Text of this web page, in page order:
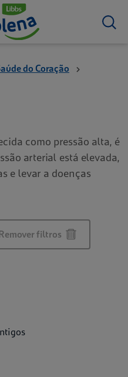
do Coração
como pressão alta, é
arterial está elevada,
e levar a doenças
filtros